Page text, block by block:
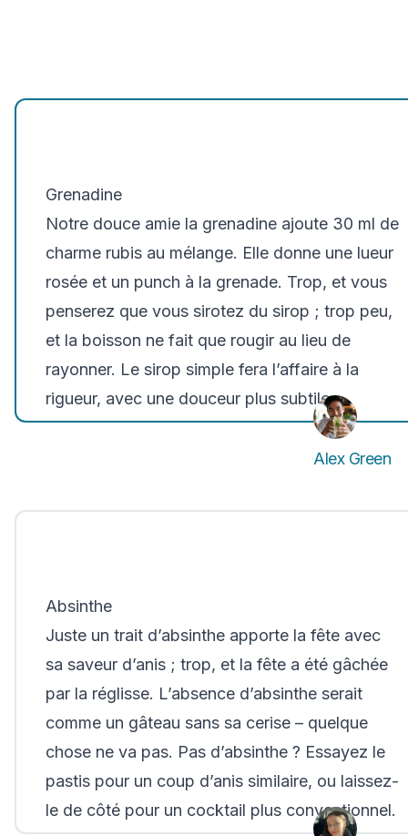
Grenadine
Notre douce amie la grenadine ajoute 30 ml de
charme rubis au mélange. Elle donne une lueur
rosée et un punch à la grenade. Trop, et vous
penserez que vous sirotez du sirop ; trop peu,
et la boisson ne fait que rougir au lieu de
rayonner. Le sirop simple fera l’affaire à la
rigueur, avec une douceur plus subtile.
Alex Green
Absinthe
Juste un trait d’absinthe apporte la fête avec
sa saveur d’anis ; trop, et la fête a été gâchée
par la réglisse. L’absence d’absinthe serait
comme un gâteau sans sa cerise – quelque
chose ne va pas. Pas d’absinthe ? Essayez le
pastis pour un coup d’anis similaire, ou laissez-
le de côté pour un cocktail plus conventionnel.